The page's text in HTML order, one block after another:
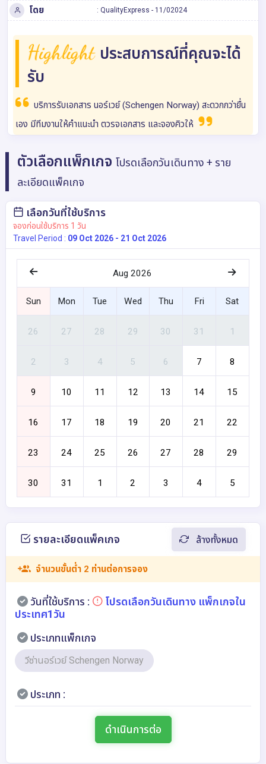
โดย : QualityExpress - 11/02024
Highlight ประสบการณ์ที่คุณจะได้
รับ
บริการรับเอกสาร นอร์เวย์ (Schengen Norway) สะดวกกว่ายื่น
เอง มีทีมงานให้คำแนะนำ ตวรจเอกสาร และจองคิวให้
ตัวเลือกแพ็กเกจโปรดเลือกวันเดินทาง + ราย
ละเอียดแพ็คเกจ
เลือกวันที่ใช้บริการ
จองก่อนใช้บริการ 1 วัน
Travel Period : 09 Oct 2026 - 21 Oct 2026
Aug 2026
Sun Mon Tue Wed Thu Fri Sat
รายละเอียดแพ็คเกจ ล้างทั้งหมด
จำนวนขั้นต่ำ 2 ท่านต่อการจอง
วันที่ใช้บริการ :
โปรดเลือกวันเดินทาง แพ็กเกจใน
ประเทศ1วัน
ประเภทแพ็กเกจ
วีซ่านอร์เวย์ Schengen Norway
ประเภท :
ดำเนินการต่อ